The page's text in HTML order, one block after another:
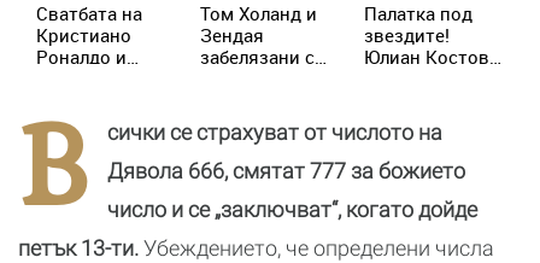
Сватбата на
Кристиано
Роналдо и
церемония
днес?
Том Холанд и
Зендая
забелязани с
Палатка под
звездите!
Юлиан Костов
най-
романтичната
почивка
В
сички се страхуват от числото на
Дявола 666, смятат 777 за божието
число и се „заключват“, когато дойде
петък 13-ти.Убеждението, че определени числа